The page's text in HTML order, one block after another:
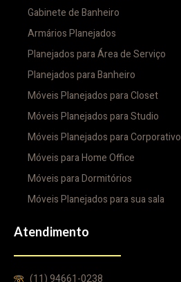
Gabinete de Banheiro
Armários Planejados
Planejados para Área de Serviço
Planejados para Banheiro
Móveis Planejados para Closet
Móveis Planejados para Studio
Móveis Planejados para Corporativo
Móveis para Home Office
Móveis para Dormitórios
Móveis Planejados para sua sala
Atendimento
(11) 94661-0238